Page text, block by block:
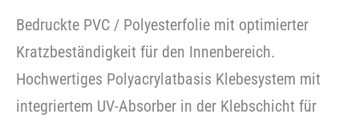
Bedruckte PVC / Polyesterfolie mit optimierter
Kratzbeständigkeit für den Innenbereich.
Hochwertiges Polyacrylatbasis Klebesystem mit
integriertem UV-Absorber in der Klebschicht für